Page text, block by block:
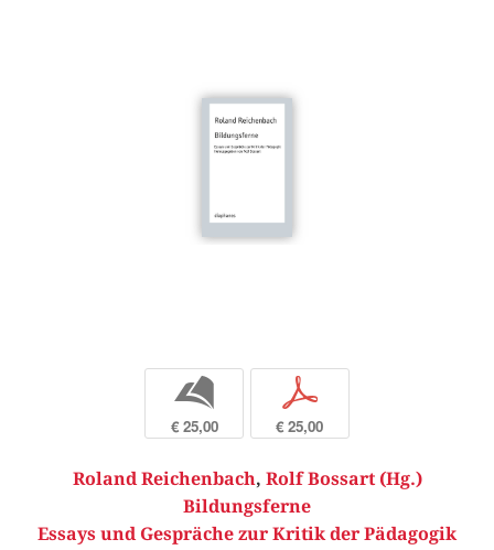
b
€ 25,00
p
€ 25,00
Roland Reichenbach, Rolf Bossart (Hg.)
Bildungsferne
Essays und Gespräche zur Kritik der Pädagogik